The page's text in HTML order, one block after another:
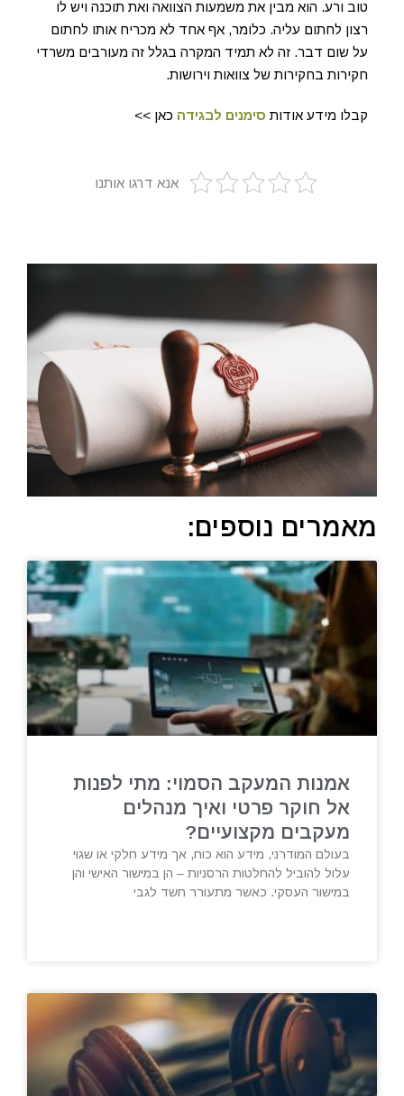
טוב ורע. הוא מבין את משמעות הצוואה ואת תוכנה ויש לו
רצון לחתום עליה. כלומר, אף אחד לא מכריח אותו לחתום
על שום דבר. זה לא תמיד המקרה בגלל זה מעורבים משרדי
חקירות בחקירות של צוואות וירושות.
קבלו מידע אודות סימנים לבגידה כאן >>
אנא דרגו אותנו
מאמרים נוספים:
אמנות המעקב הסמוי: מתי לפנות
אל חוקר פרטי ואיך מנהלים
מעקבים מקצועיים?
בעולם המודרני, מידע הוא כוח, אך מידע חלקי או שגוי
עלול להוביל להחלטות הרסניות – הן במישור האישי והן
במישור העסקי. כאשר מתעורר חשד לגבי